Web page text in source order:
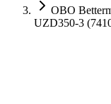
OBO
UZD350-3